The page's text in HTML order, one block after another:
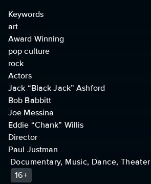
Keywords
art
Award Winning
pop culture
rock
Actors
Jack “Black Jack” Ashford
Bob Babbitt
Joe Messina
Eddie “Chank” Willis
Director
Paul Justman
Documentary, Music, Dance, Theater
16+